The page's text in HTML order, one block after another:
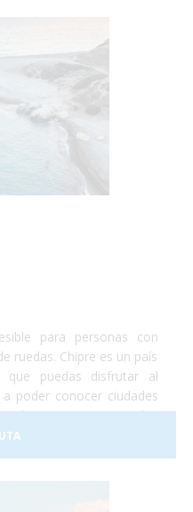
para personas con
ruedas. Chipre es un país
puedas disfrutar al
poder conocer ciudades
buen vino, visitar las
la capital del país y
accesibles de agua